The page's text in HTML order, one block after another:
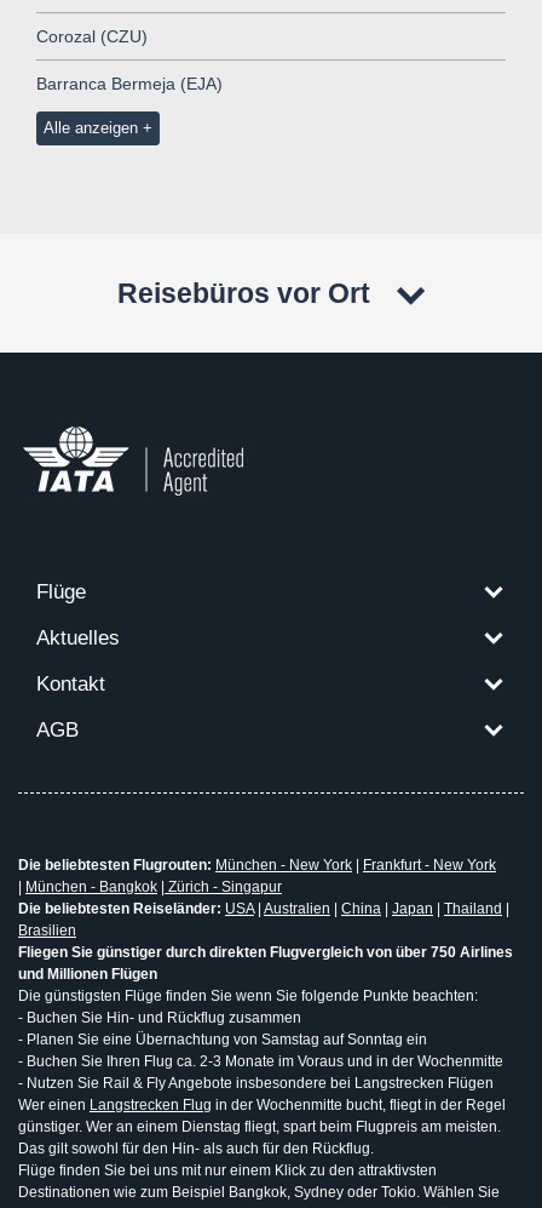
Corozal (CZU)
Barranca Bermeja (EJA)
Alle anzeigen
Reisebüros vor Ort
Flüge
Aktuelles
Kontakt
AGB
Die beliebtesten Flugrouten: München - New York
Frankfurt - New York
München - Bangkok
Zürich - Singapur
Die beliebtesten Reiseländer: USA| Australien China Japan Thailand
Brasilien
Fliegen Sie günstiger durch direkten Flugvergleich von über 750 Airlines
und Millionen Flügen
Die günstigsten Flüge finden Sie wenn Sie folgende Punkte beachten:
- Buchen Sie Hin- und Rückflug zusammen
- Planen Sie eine Übernachtung von Samstag auf Sonntag ein
- Buchen Sie Ihren Flug ca. 2-3 Monate im Voraus und in der Wochenmitte
- Nutzen Sie Rail & Fly Angebote insbesondere bei Langstrecken Flügen
Wer einen Langstrecken Flug in der Wochenmitte bucht, fliegt in der Regel
günstiger. Wer an einem Dienstag fliegt, spart beim Flugpreis am meisten.
Das gilt sowohl für den Hin- als auch für den Rückflug.
Flüge finden Sie bei uns mit nur einem Klick zu den attraktivsten
Destinationen wie zum Beispiel Bangkok, Sydney oder Tokio. Wählen Sie